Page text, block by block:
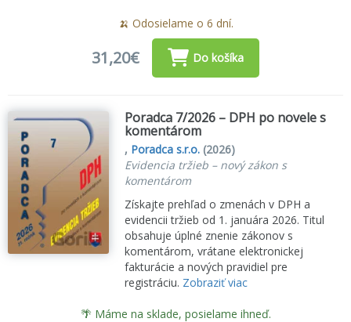
🍌 Odosielame o 6 dní.
31,20€ Do košíka
Poradca 7/2026 – DPH po novele s
komentárom
, Poradca s.r.o. (2026)
Evidencia tržieb – nový zákon s
komentárom
Získajte prehľad o zmenách v DPH a
evidencii tržieb od 1. januára 2026. Titul
obsahuje úplné znenie zákonov s
komentárom, vrátane elektronickej
fakturácie a nových pravidiel pre
registráciu. Zobraziť viac
🌴 Máme na sklade, posielame ihneď.